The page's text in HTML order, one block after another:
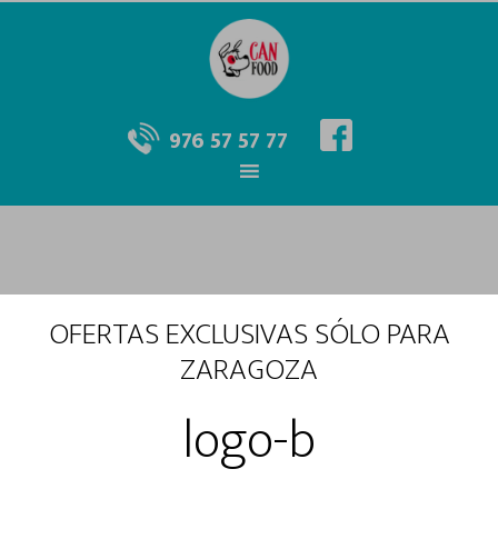
976 57 57 77
OFERTAS EXCLUSIVAS SÓLO PARA
ZARAGOZA
logo-b